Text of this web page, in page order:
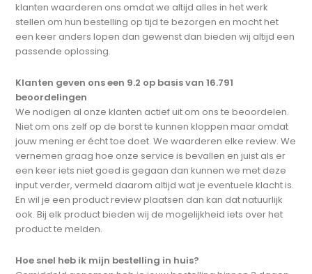
klanten waarderen ons omdat we altijd alles in het werk
stellen om hun bestelling op tijd te bezorgen en mocht het
een keer anders lopen dan gewenst dan bieden wij altijd een
passende oplossing.
Klanten geven ons een 9.2 op basis van 16.791
beoordelingen
We nodigen al onze klanten actief uit om ons te beoordelen.
Niet om ons zelf op de borst te kunnen kloppen maar omdat
jouw mening er écht toe doet. We waarderen elke review. We
vernemen graag hoe onze service is bevallen en juist als er
een keer iets niet goed is gegaan dan kunnen we met deze
input verder, vermeld daarom altijd wat je eventuele klacht is.
En wil je een product review plaatsen dan kan dat natuurlijk
ook. Bij elk product bieden wij de mogelijkheid iets over het
product te melden.
Hoe snel heb ik mijn bestelling in huis?